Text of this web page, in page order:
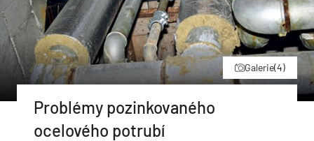
Galerie(4)
Problémy pozinkovaného
ocelového potrubí